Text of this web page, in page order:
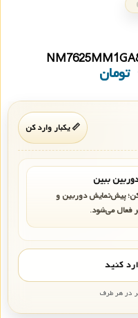
تومان
📏 یکبار وارد کن
ببین
پیش‌نمایش دوربین و
فعال می‌شود.
کنید